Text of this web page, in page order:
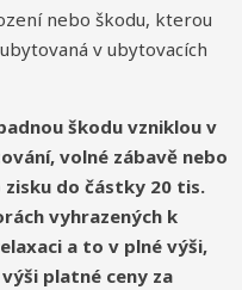
nebo škodu, kterou
v ubytovacích
škodu vzniklou v
volné zábavě nebo
do částky 20 tis.
vyhrazených k
a to v plné výši,
platné ceny za